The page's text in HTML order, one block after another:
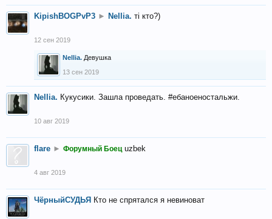
KipishBOGPvP3 ► Nellia. тi кто?)
12 сен 2019
Nellia. Девушка
13 сен 2019
Nellia. Кукусики. Зашла проведать. #ебаноеностальжи.
10 авг 2019
flare ► Форумный Боец uzbek
4 авг 2019
ЧёрныйСУДЬЯ Кто не спрятался я невиноват